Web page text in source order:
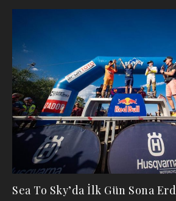
Sea To Sky’da İlk Gün Sona